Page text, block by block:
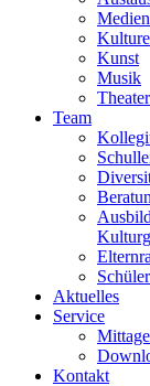
Kunst
Musik
Theater
Team
Aktuelles
Service
Kontakt